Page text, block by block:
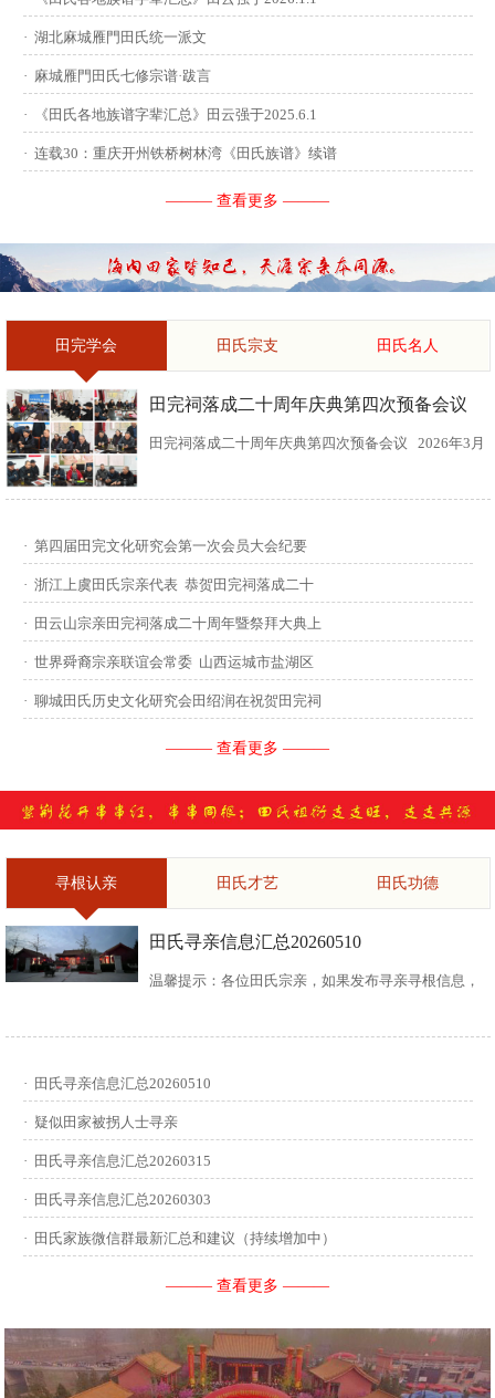
· 湖北麻城雁門田氏统一派文
· 麻城雁門田氏七修宗谱·跋言
· 《田氏各地族谱字辈汇总》田云强于2025.6.1
· 连载30：重庆开州铁桥树林湾《田氏族谱》续谱
——— 查看更多 ———
田完学会 田氏宗支 田氏名人
田完祠落成二十周年庆典第四次预备会议
田完祠落成二十周年庆典第四次预备会议 2026年3月
祖”第四次预备会议。 常务副会长田传灿宗亲主持会
议...
· 第四届田完文化研究会第一次会员大会纪要
· 浙江上虞田氏宗亲代表 恭贺田完祠落成二十
· 田云山宗亲田完祠落成二十周年暨祭拜大典上
· 世界舜裔宗亲联谊会常委 山西运城市盐湖区
· 聊城田氏历史文化研究会田绍润在祝贺田完祠
——— 查看更多 ———
寻根认亲 田氏才艺 田氏功德
田氏寻亲信息汇总20260510
温馨提示：各位田氏宗亲，如果发布寻亲寻根信息，
讳，迁居前字辈和迁居后历次新续的字辈，分迁族人
迁居地，因何原因迁居等。最后别忘了留下联系人和
联系方式。 没有家谱的问问族中老年人口耳相传的信
息有哪些，有家谱请把家谱中的信息简...
· 田氏寻亲信息汇总20260510
· 疑似田家被拐人士寻亲
· 田氏寻亲信息汇总20260315
· 田氏寻亲信息汇总20260303
· 田氏家族微信群最新汇总和建议（持续增加中）
——— 查看更多 ———